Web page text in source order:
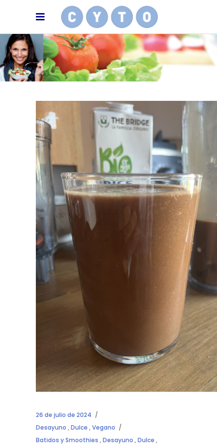
26 de julio de 2024
Desayuno ,Dulce ,Vegano
Batidos y Smoothies ,Desayuno ,Dulce ,